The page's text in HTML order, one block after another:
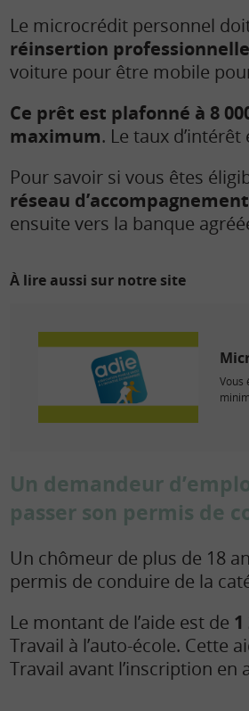
Le microcrédit personnel
réinsertion professionnelle
voiture pour être mobile
Ce prêt est plafonné à 8
maximum. Le taux
Pour savoir si vous êtes
réseau d’accompagnement
ensuite vers la banque
À lire aussi sur notre site
Vous
Un demandeur
passer son permis de
Un chômeur de plus de 18
permis de conduire de la
Le montant de l’aide est de
Travail à l’auto-école. Cette
Travail avant l’inscription en